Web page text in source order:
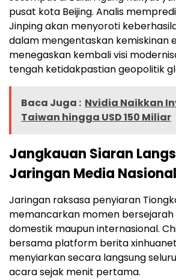
pusat kota Beijing. Analis
Jinping akan menyoroti
dalam mengentaskan kemiskinan
menegaskan kembali visi
tengah ketidakpastian geopolitik
Baca Juga : Nvidia Naikkan
Taiwan hingga USD 150 Miliar
Jangkauan Siaran
Jaringan Media Nasional
Jaringan raksasa penyiaran
memancarkan momen bersejarah
domestik maupun internasional.
bersama platform berita
menyiarkan secara langsung
acara sejak menit pertama.